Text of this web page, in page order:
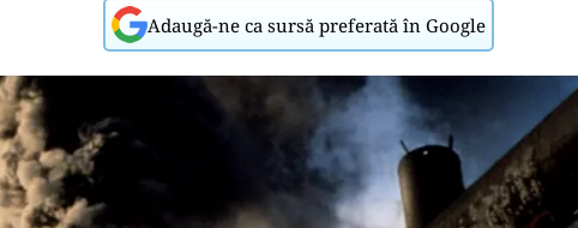
Adaugă-ne ca sursă preferată în Google